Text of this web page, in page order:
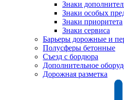
Знаки
Знаки особых
Знаки приоритета
Знаки сервиса
Барьеры дорожные и
Полусферы бетонные
Съезд с бордюра
Дополнительное
Дорожная разметка